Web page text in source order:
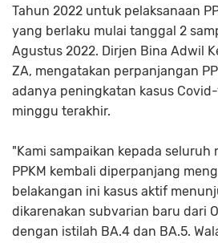
Tahun 2022 untuk pelaksanaan
yang berlaku mulai tanggal 2
Agustus 2022. Dirjen Bina Adwil
ZA, mengatakan perpanjangan
adanya peningkatan kasus
minggu terakhir.
"Kami sampaikan kepada seluruh
PPKM kembali diperpanjang
belakangan ini kasus aktif
dikarenakan subvarian baru dari
dengan istilah BA.4 dan BA.5.